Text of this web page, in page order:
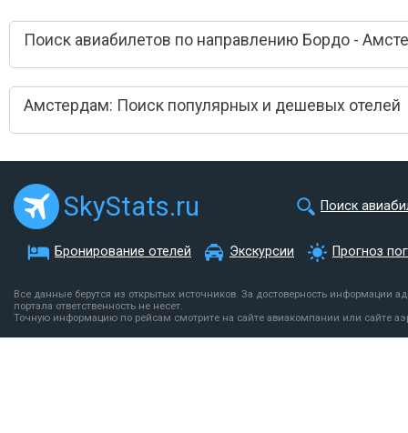
Поиск авиабилетов по направлению Бордо -
Амстердам: Поиск популярных и дешевых отелей
SkyStats.ru Поиск
Бронирование отелей Экскурсии Прогноз
Все данные берутся из открытых источников. За достоверность информации
портала ответственность не несет.
Точную информацию по рейсам смотрите на сайте авиакомпании или сайте